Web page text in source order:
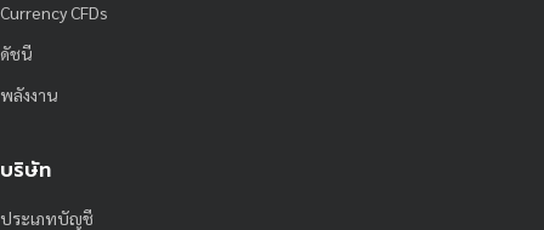
Currency CFDs
ดัชนี
พลังงาน
บริษัท
ประเภทบัญชี